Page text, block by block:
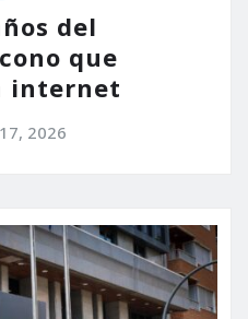
del
que
internet
2026